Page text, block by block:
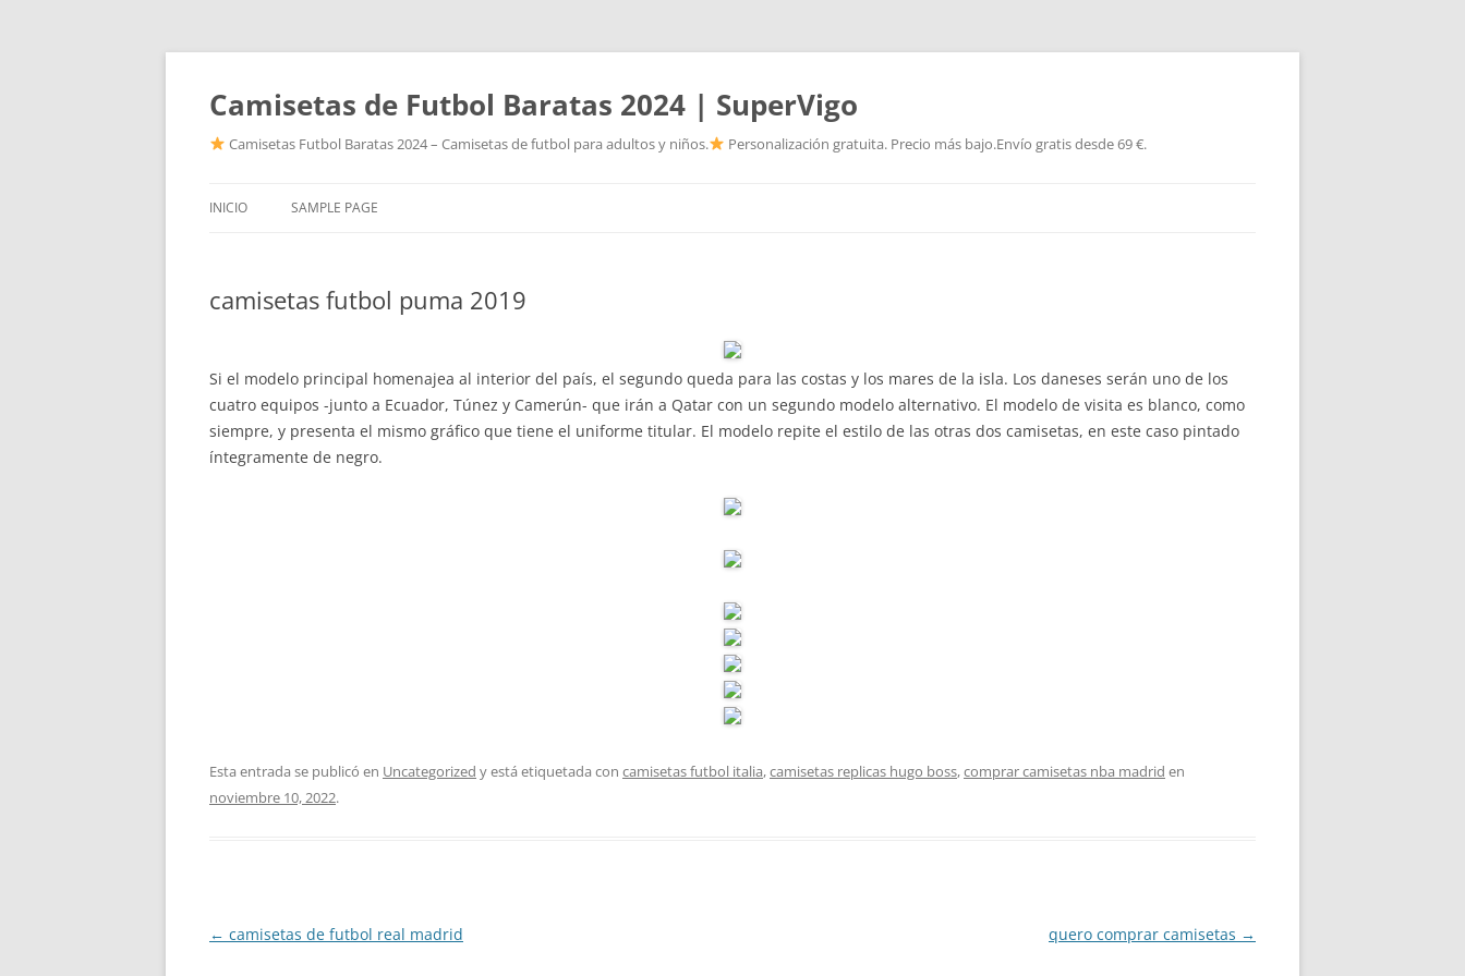
Camisetas de Futbol Baratas 2024 | SuperVigo
Camisetas Futbol Baratas 2024 – Camisetas de futbol para adultos y niños. Personalización gratuita. Precio más bajo.Envío gratis desde 69 €.
INICIO SAMPLE PAGE
camisetas futbol puma 2019
Si el modelo principal homenajea al interior del país, el segundo queda para las costas y los mares de la isla. Los daneses serán uno de los
cuatro equipos -junto a Ecuador, Túnez y Camerún- que irán a Qatar con un segundo modelo alternativo. El modelo de visita es blanco, como
siempre, y presenta el mismo gráfico que tiene el uniforme titular. El modelo repite el estilo de las otras dos camisetas, en este caso pintado
íntegramente de negro.
Esta entrada se publicó en Uncategorized y está etiquetada con camisetas futbol italia,camisetas replicas hugo boss,comprar camisetas nba madrid en
noviembre 10, 2022.
Navegación
← camisetas de futbol real madrid quero comprar camisetas →